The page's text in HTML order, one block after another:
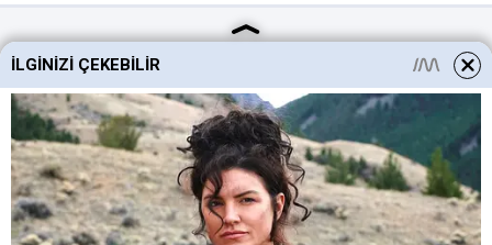
Ankara Haberleri
Keçiören Haberleri
Altındağ Haberleri
Sincan Haberleri
Mamak Haberleri
İLGINIZI ÇEKEBILIR